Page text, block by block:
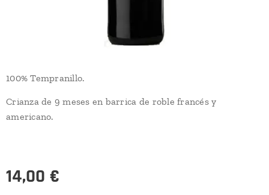
100% Tempranillo.
Crianza de 9 meses en barrica de roble francés y
americano.
14,00 €